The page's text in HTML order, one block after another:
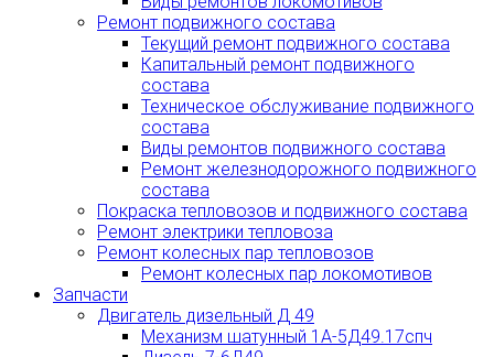
Ремонт подвижного состава
Текущий ремонт подвижного состава
Капитальный ремонт подвижного
состава
Техническое обслуживание подвижного
состава
Виды ремонтов подвижного состава
Ремонт железнодорожного подвижного
состава
Покраска тепловозов и подвижного состава
Ремонт электрики тепловоза
Ремонт колесных пар тепловозов
Ремонт колесных пар локомотивов
Запчасти
Двигатель дизельный Д 49
Механизм шатунный 1А-5Д49.17спч